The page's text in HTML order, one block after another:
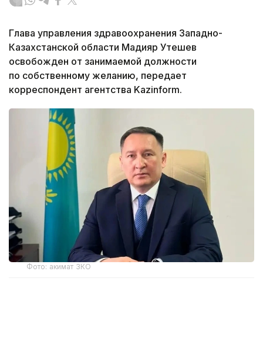
Глава управления здравоохранения Западно-
Казахстанской области Мадияр Утешев
освобожден от занимаемой должности
по собственному желанию, передает
корреспондент агентства Kazinform.
Фото: акимат ЗКО